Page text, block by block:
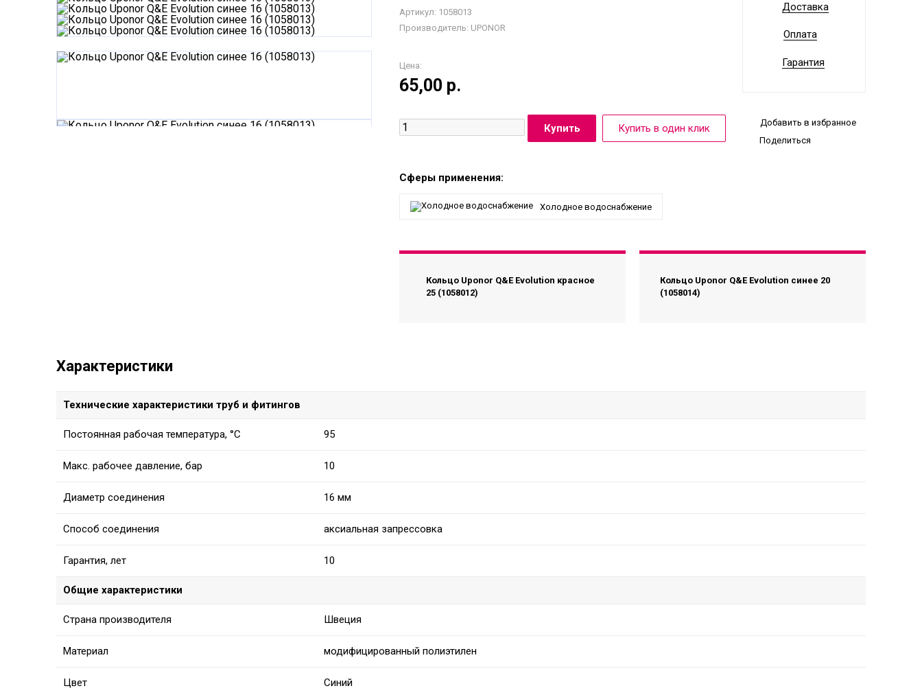
Артикул: 1058013
Производитель: UPONOR
Цена:
65,00 р.
Доставка
Оплата
Гарантия
Добавить в избранное
Поделиться
Сферы применения:
Холодное водоснабжение
Кольцо Uponor Q&E Evolution красное
25 (1058012)
Кольцо Uponor Q&E Evolution синее 20
(1058014)
Характеристики
Технические характеристики труб и фитингов
Постоянная рабочая температура, °C 95
Макс. рабочее давление, бар 10
Диаметр соединения 16 мм
Способ соединения аксиальная запрессовка
Гарантия, лет 10
Общие характеристики
Страна производителя Швеция
Материал модифицированный полиэтилен
Цвет Синий